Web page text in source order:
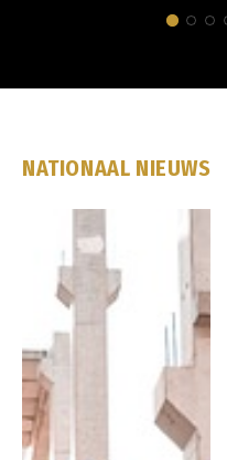
NATIONAAL NIEUWS